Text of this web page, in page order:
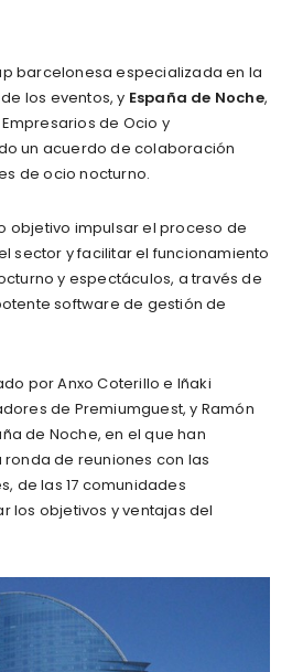
barcelonesa especializada en la
los eventos, y España de Noche,
de Ocio y
un acuerdo de colaboración
de ocio nocturno.
objetivo impulsar el proceso de
sector y facilitar el funcionamiento
y espectáculos, a través de
software de gestión de
por Anxo Coterillo e Iñaki
de Premiumguest, y Ramón
de Noche, en el que han
de reuniones con las
de las 17 comunidades
los objetivos y ventajas del